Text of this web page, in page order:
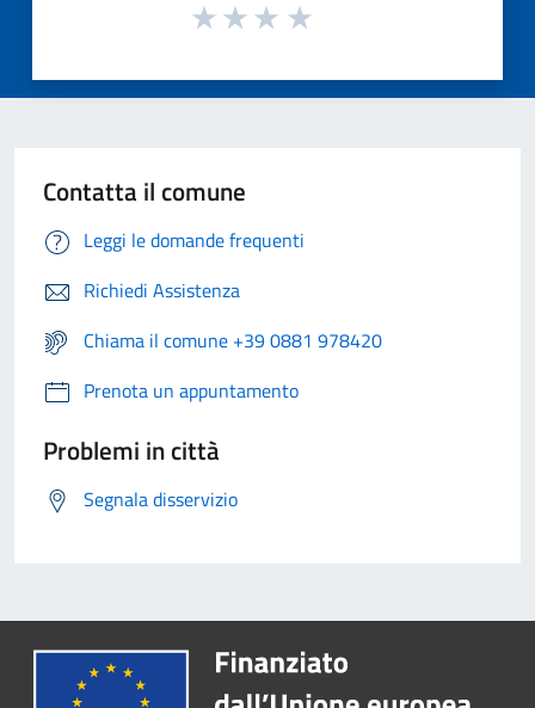
Contatta il comune
Leggi le domande frequenti
Richiedi Assistenza
Chiama il comune +39 0881 978420
Prenota un appuntamento
Problemi in città
Segnala disservizio